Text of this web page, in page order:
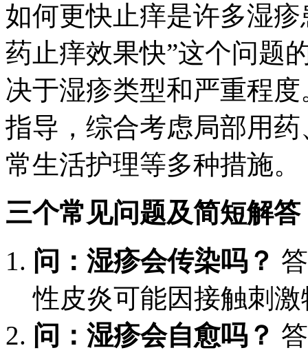
如何更快止痒是许多湿
药止痒效果快”这个问题
决于湿疹类型和严重程
指导，综合考虑局部用
常生活护理等多种措施。
三个常见问题及简短解答
问：湿疹会传染吗？
性皮炎可能因接触刺
问：湿疹会自愈吗？